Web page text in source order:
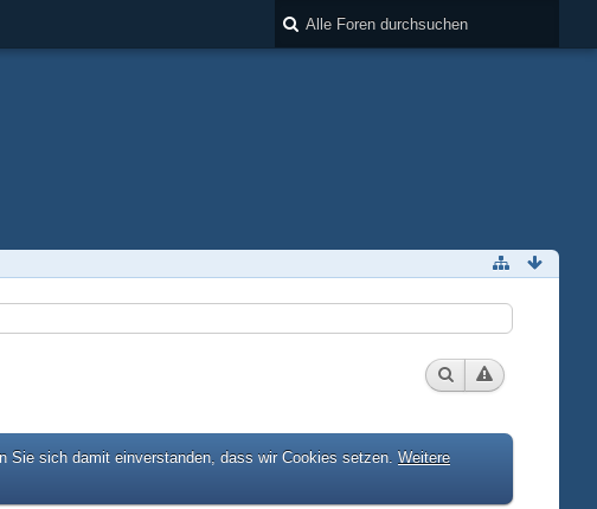
Sie sich damit einverstanden, dass wir Cookies setzen. Weitere